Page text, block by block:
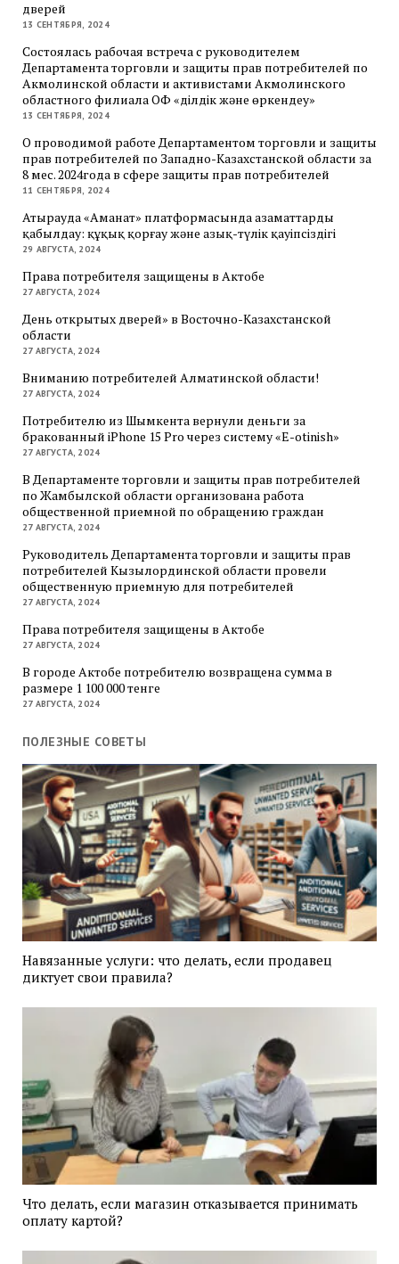
дверей
13 СЕНТЯБРЯ, 2024
Состоялась рабочая встреча с руководителем
Департамента торговли и защиты прав потребителей по
Акмолинской области и активистами Акмолинского
областного филиала ОФ «Әділдік және өркендеу»
13 СЕНТЯБРЯ, 2024
О проводимой работе Департаментом торговли и защиты
прав потребителей по Западно-Казахстанской области за
8 мес. 2024года в сфере защиты прав потребителей
11 СЕНТЯБРЯ, 2024
Атырауда «Аманат» платформасында азаматтарды
қабылдау: құқық қорғау және азық-түлік қауіпсіздігі
29 АВГУСТА, 2024
Права потребителя защищены в Актобе
27 АВГУСТА, 2024
День открытых дверей» в Восточно-Казахстанской
области
27 АВГУСТА, 2024
Вниманию потребителей Алматинской области!
27 АВГУСТА, 2024
Потребителю из Шымкента вернули деньги за
бракованный iPhone 15 Pro через систему «E-otinish»
27 АВГУСТА, 2024
В Департаменте торговли и защиты прав потребителей
по Жамбылской области организована работа
общественной приемной по обращению граждан
27 АВГУСТА, 2024
Руководитель Департамента торговли и защиты прав
потребителей Кызылординской области провели
общественную приемную для потребителей
27 АВГУСТА, 2024
Права потребителя защищены в Актобе
27 АВГУСТА, 2024
В городе Актобе потребителю возвращена сумма в
размере 1 100 000 тенге
27 АВГУСТА, 2024
ПОЛЕЗНЫЕ СОВЕТЫ
Навязанные услуги: что делать, если продавец
диктует свои правила?
Что делать, если магазин отказывается принимать
оплату картой?